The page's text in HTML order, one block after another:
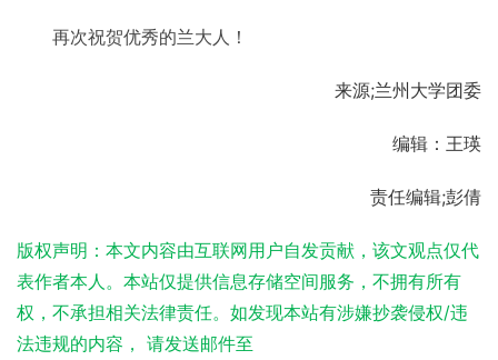
再次祝贺优秀的兰大人！
来源;兰州大学团委
编辑：王瑛
责任编辑;彭倩
版权声明：本文内容由互联网用户自发贡献，该文观点仅代
表作者本人。本站仅提供信息存储空间服务，不拥有所有
权，不承担相关法律责任。如发现本站有涉嫌抄袭侵权/违
法违规的内容， 请发送邮件至